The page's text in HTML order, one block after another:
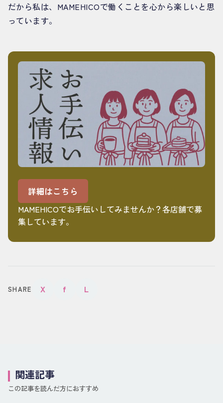
だから私は、MAMEHICOで働くことを心から楽しいと思
っています。
詳細はこちら
MAMEHICOでお手伝いしてみませんか？各店舗で募
集しています。
SHARE X f L
関連記事
この記事を読んだ方におすすめ